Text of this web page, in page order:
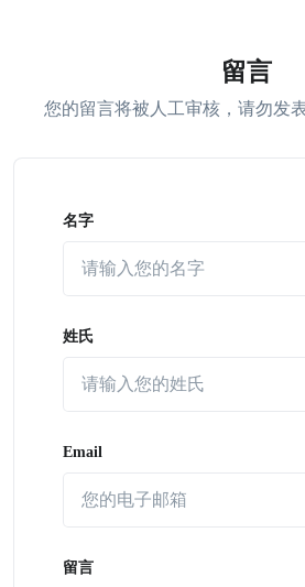
留言
您的留言将被人工审核，请勿发
名字
姓氏
Email
留言